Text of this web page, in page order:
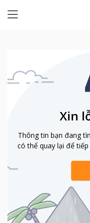
Xin
Thông tin bạn đang
có thể quay lại để